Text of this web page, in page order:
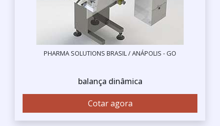
PHARMA SOLUTIONS BRASIL / ANÁPOLIS - GO
balança dinâmica
Cotar agora